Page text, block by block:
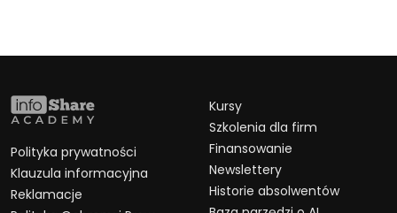
Polityka prywatności
Klauzula informacyjna
Reklamacje
Kursy
Szkolenia dla firm
Finansowanie
Newslettery
Historie absolwentów